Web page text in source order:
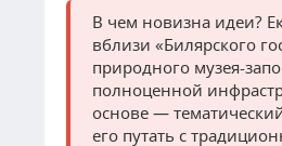
В чем новизна идеи?
вблизи «Билярского
природного музея-
полноценной
основе —
его путать с